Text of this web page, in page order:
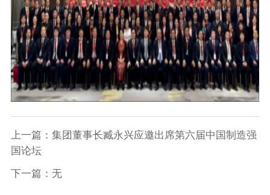
上一篇：集团董事长臧永兴应邀出席第六届中国制造强
国论坛
下一篇：无